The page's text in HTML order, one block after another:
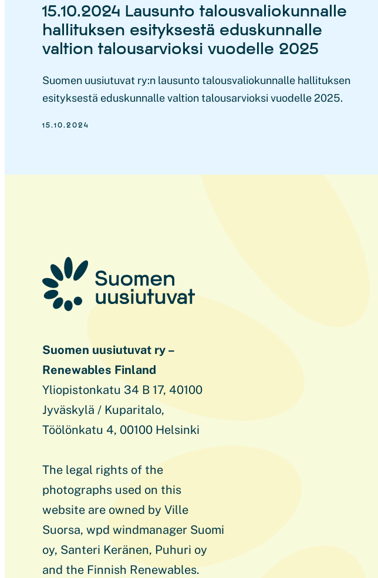
15.10.2024 Lausunto talousvaliokunnalle
hallituksen esityksestä eduskunnalle
valtion talousarvioksi vuodelle 2025
Suomen uusiutuvat ry:n lausunto talousvaliokunnalle hallituksen
esityksestä eduskunnalle valtion talousarvioksi vuodelle 2025.
15.10.2024
Suomen uusiutuvat ry –
Renewables Finland
Yliopistonkatu 34 B 17, 40100
Jyväskylä / Kuparitalo,
Töölönkatu 4, 00100 Helsinki
The legal rights of the
photographs used on this
website are owned by Ville
Suorsa, wpd windmanager Suomi
oy, Santeri Keränen, Puhuri oy
and the Finnish Renewables.